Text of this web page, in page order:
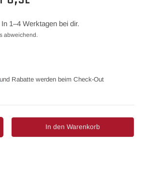
1–4 Werktagen bei dir.
abweichend.
und Rabatte werden beim Check-Out
erhöhen In den Warenkorb